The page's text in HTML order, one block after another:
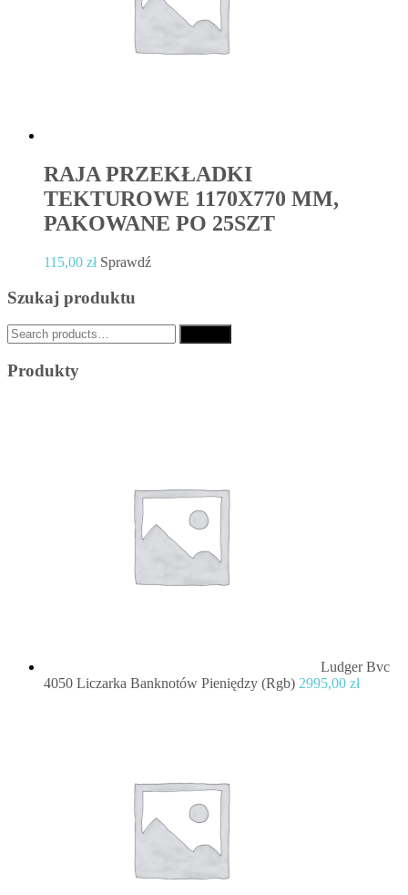
RAJA PRZEKŁADKI
TEKTUROWE 1170X770 MM,
PAKOWANE PO 25SZT
115,00 zł Sprawdź
Szukaj produktu
Search
for:
Produkty
Ludger Bvc
4050 Liczarka Banknotów Pieniędzy (Rgb) 2995,00 zł